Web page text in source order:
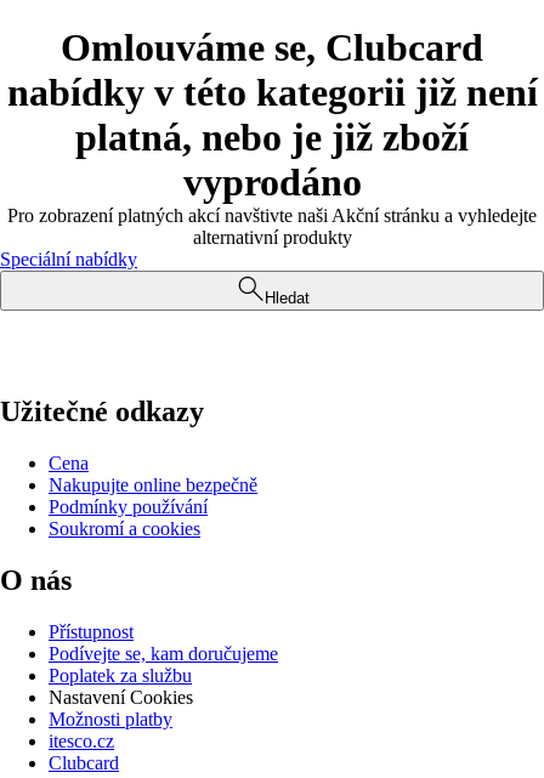
Omlouváme se, Clubcard
nabídky v této kategorii již není
platná, nebo je již zboží
vyprodáno
Pro zobrazení platných akcí navštivte naši Akční stránku a vyhledejte
alternativní produkty
Speciální nabídky
Hledat
Užitečné odkazy
Cena
Nakupujte online bezpečně
Podmínky používání
Soukromí a cookies
O nás
Přístupnost
Podívejte se, kam doručujeme
Poplatek za službu
Nastavení Cookies
Možnosti platby
itesco.cz
Clubcard